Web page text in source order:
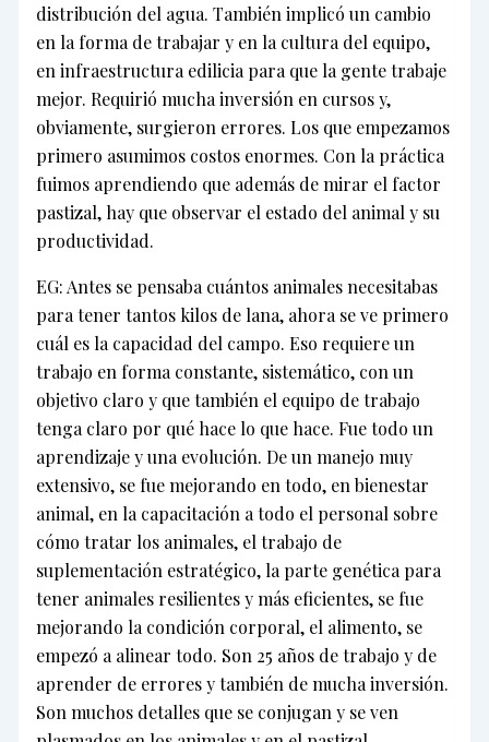
distribución del agua. También implicó un cambio
en la forma de trabajar y en la cultura del equipo,
en infraestructura edilicia para que la gente trabaje
mejor. Requirió mucha inversión en cursos y,
obviamente, surgieron errores. Los que empezamos
primero asumimos costos enormes. Con la práctica
fuimos aprendiendo que además de mirar el factor
pastizal, hay que observar el estado del animal y su
productividad.
EG: Antes se pensaba cuántos animales necesitabas
para tener tantos kilos de lana, ahora se ve primero
cuál es la capacidad del campo. Eso requiere un
trabajo en forma constante, sistemático, con un
objetivo claro y que también el equipo de trabajo
tenga claro por qué hace lo que hace. Fue todo un
aprendizaje y una evolución. De un manejo muy
extensivo, se fue mejorando en todo, en bienestar
animal, en la capacitación a todo el personal sobre
cómo tratar los animales, el trabajo de
suplementación estratégico, la parte genética para
tener animales resilientes y más eficientes, se fue
mejorando la condición corporal, el alimento, se
empezó a alinear todo. Son 25 años de trabajo y de
aprender de errores y también de mucha inversión.
Son muchos detalles que se conjugan y se ven